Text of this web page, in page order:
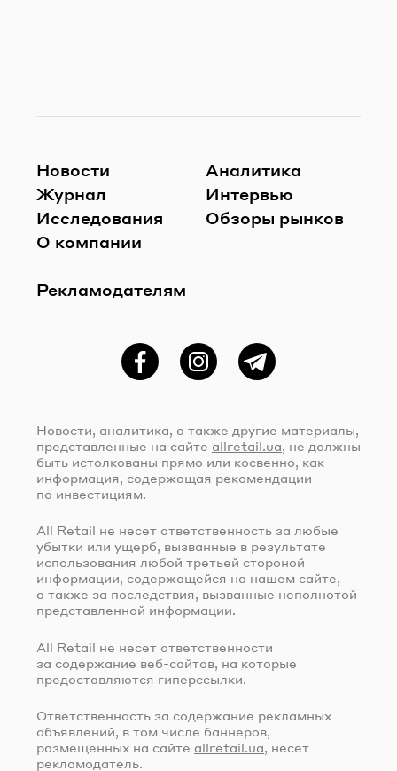
Новости
Журнал
Исследования
О компании
Рекламодателям
Аналитика
Интервью
Обзоры рынков
ФейсбукInstagramTelegram
Новости, аналитика, а также другие материалы,
представленные на сайте allretail.ua, не должны
быть истолкованы прямо или косвенно, как
информация, содержащая рекомендации
по инвестициям.
All Retail не несет ответственность за любые
убытки или ущерб, вызванные в результате
использования любой третьей стороной
информации, содержащейся на нашем сайте,
а также за последствия, вызванные неполнотой
представленной информации.
All Retail не несет ответственности
за содержание веб-сайтов, на которые
предоставляются гиперссылки.
Ответственность за содержание рекламных
объявлений, в том числе баннеров,
размещенных на сайте allretail.ua, несет
рекламодатель.